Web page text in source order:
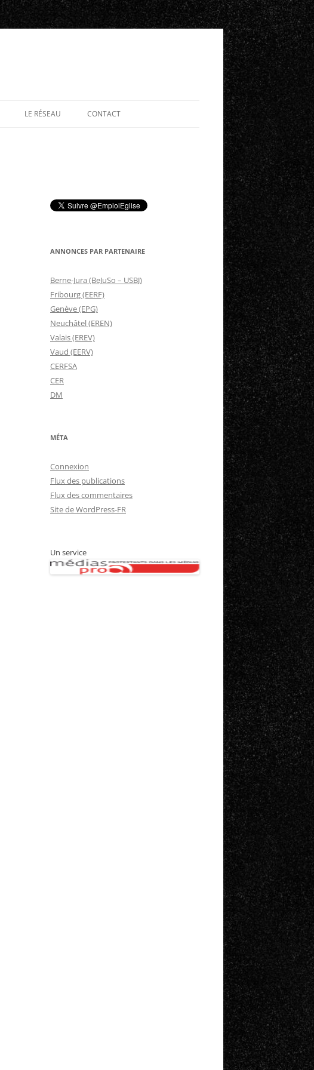
LE RÉSEAU CONTACT
ANNONCES PAR PARTENAIRE
Berne-Jura (BeJuSo – USBJ)
Fribourg (EERF)
Genève (EPG)
Neuchâtel (EREN)
Valais (EREV)
Vaud (EERV)
CERFSA
CER
DM
MÉTA
Connexion
Flux des publications
Flux des commentaires
Site de WordPress-FR
Un service